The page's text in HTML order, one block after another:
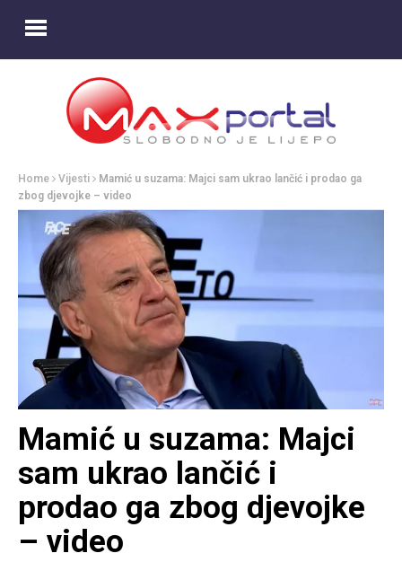
Home Vijesti
Mamić u suzama: Majci sam ukrao lančić i prodao ga
zbog djevojke – video
Mamić u suzama: Majci
sam ukrao lančić i
prodao ga zbog djevojke
– video